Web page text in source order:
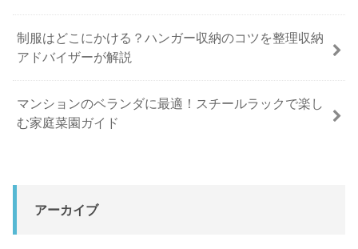
制服はどこにかける？ハンガー収納のコツを整理収納
アドバイザーが解説
マンションのベランダに最適！スチールラックで楽し
む家庭菜園ガイド
アーカイブ